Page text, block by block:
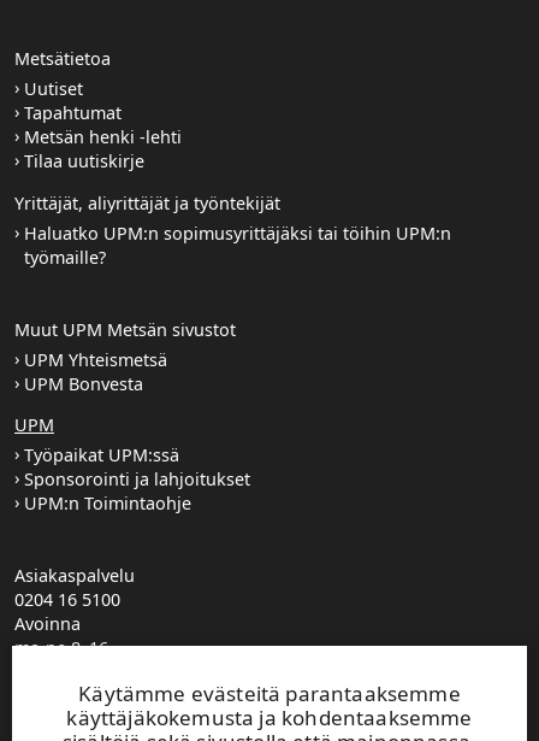
Käytämme evästeitä parantaaksemme
käyttäjäkokemusta ja kohdentaaksemme
Metsätietoa
Uutiset
Tapahtumat
Metsän henki -lehti
Tilaa uutiskirje
Yrittäjät, aliyrittäjät ja työntekijät
Haluatko UPM:n sopimusyrittäjäksi tai töihin UPM:n
työmaille?
Muut UPM Metsän sivustot
UPM Yhteismetsä
UPM Bonvesta
UPM
Työpaikat UPM:ssä
Sponsorointi ja lahjoitukset
UPM:n Toimintaohje
Asiakaspalvelu
0204 16 5100
Avoinna
ma-pe 8–16
0204 16 121
etunimi.sukunimi@upm.com